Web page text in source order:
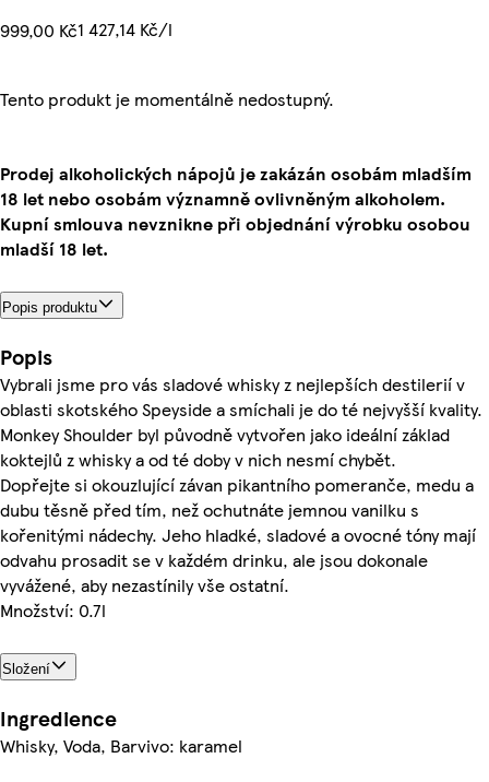
999,00 Kč1 427,14 Kč/l
Tento produkt je momentálně nedostupný.
Prodej alkoholických nápojů je zakázán osobám mladším
18 let nebo osobám významně ovlivněným alkoholem.
Kupní smlouva nevznikne při objednání výrobku osobou
mladší 18 let.
Popis produktu
Popis
Vybrali jsme pro vás sladové whisky z nejlepších destilerií v
oblasti skotského Speyside a smíchali je do té nejvyšší kvality.
Monkey Shoulder byl původně vytvořen jako ideální základ
koktejlů z whisky a od té doby v nich nesmí chybět.
Dopřejte si okouzlující závan pikantního pomeranče, medu a
dubu těsně před tím, než ochutnáte jemnou vanilku s
kořenitými nádechy. Jeho hladké, sladové a ovocné tóny mají
odvahu prosadit se v každém drinku, ale jsou dokonale
vyvážené, aby nezastínily vše ostatní.
Množství: 0.7l
Složení
Ingredience
Whisky, Voda, Barvivo: karamel